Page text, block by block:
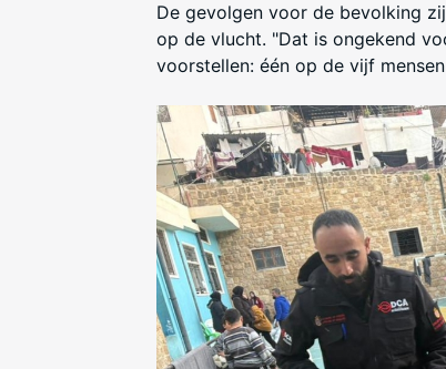
De gevolgen voor de bevolking
op de vlucht. "Dat is ongekend
voorstellen: één op de vijf